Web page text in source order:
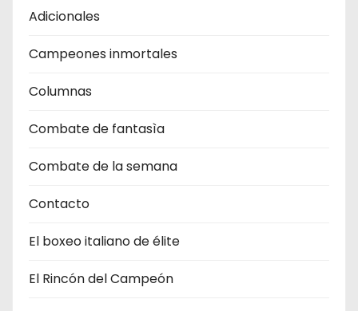
Adicionales
Campeones inmortales
Columnas
Combate de fantasìa
Combate de la semana
Contacto
El boxeo italiano de élite
El Rincón del Campeón